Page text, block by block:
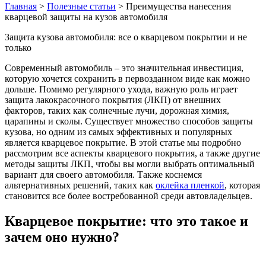
Главная > Полезные статьи > Преимущества нанесения
кварцевой защиты на кузов автомобиля
Защита кузова автомобиля: все о кварцевом покрытии и не
только
Современный автомобиль – это значительная инвестиция,
которую хочется сохранить в первозданном виде как можно
дольше. Помимо регулярного ухода, важную роль играет
защита лакокрасочного покрытия (ЛКП) от внешних
факторов, таких как солнечные лучи, дорожная химия,
царапины и сколы. Существует множество способов защиты
кузова, но одним из самых эффективных и популярных
является кварцевое покрытие. В этой статье мы подробно
рассмотрим все аспекты кварцевого покрытия, а также другие
методы защиты ЛКП, чтобы вы могли выбрать оптимальный
вариант для своего автомобиля. Также коснемся
альтернативных решений, таких как оклейка пленкой, которая
становится все более востребованной среди автовладельцев.
Кварцевое покрытие: что это такое и
зачем оно нужно?